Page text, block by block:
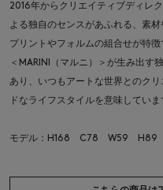
2016年からクリエイティブディレ
よる独自のセンスがあふれる、素
プリントやフォルムの組合せが特徴
＜MARINI（マルニ）＞が生み出す
あり、いつもアートな世界とのク
ドなライフスタイルを意味していま
モデル：H168 C78 W59 H89